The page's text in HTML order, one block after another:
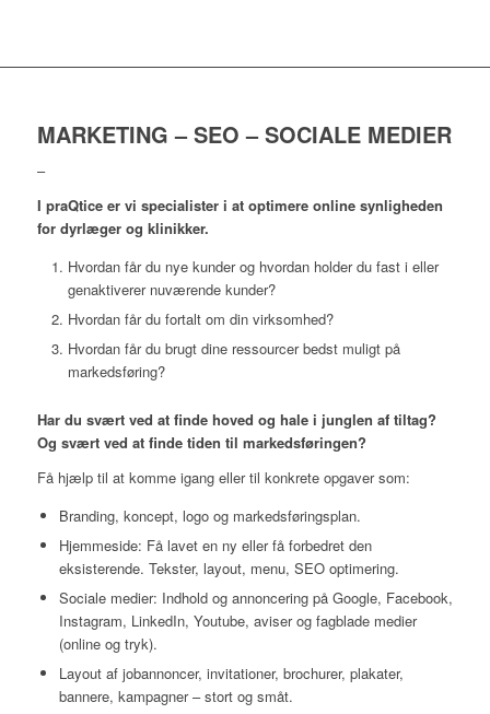
MARKETING – SEO – SOCIALE MEDIER
–
I praQtice er vi specialister i at optimere online synligheden
for dyrlæger og klinikker.
Hvordan får du nye kunder og hvordan holder du fast i eller
genaktiverer nuværende kunder?
Hvordan får du fortalt om din virksomhed?
Hvordan får du brugt dine ressourcer bedst muligt på
markedsføring?
Har du svært ved at finde hoved og hale i junglen af tiltag?
Og svært ved at finde tiden til markedsføringen?
Få hjælp til at komme igang eller til konkrete opgaver som:
Branding, koncept, logo og markedsføringsplan.
Hjemmeside: Få lavet en ny eller få forbedret den
eksisterende. Tekster, layout, menu, SEO optimering.
Sociale medier: Indhold og annoncering på Google, Facebook,
Instagram, LinkedIn, Youtube, aviser og fagblade medier
(online og tryk).
Layout af jobannoncer, invitationer, brochurer, plakater,
bannere, kampagner – stort og småt.